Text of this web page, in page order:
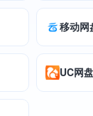
移动网
UC网盘